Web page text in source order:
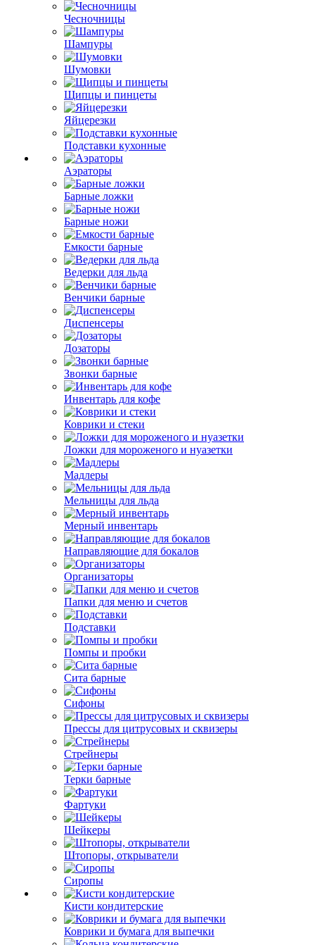
Чесночницы
Шампуры
Шумовки
Щипцы и пинцеты
Яйцерезки
Подставки кухонные
Аэраторы
Барные ложки
Барные ножи
Емкости барные
Ведерки для льда
Венчики барные
Диспенсеры
Дозаторы
Звонки барные
Инвентарь для кофе
Коврики и стеки
Ложки для мороженого и нуазетки
Мадлеры
Мельницы для льда
Мерный инвентарь
Направляющие для бокалов
Организаторы
Папки для меню и счетов
Подставки
Помпы и пробки
Сита барные
Сифоны
Прессы для цитрусовых и сквизеры
Стрейнеры
Терки барные
Фартуки
Шейкеры
Штопоры, открыватели
Сиропы
Кисти кондитерские
Коврики и бумага для выпечки